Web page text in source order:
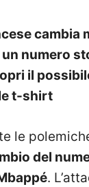
cambia
numero
il
t-shirt
le
del
.